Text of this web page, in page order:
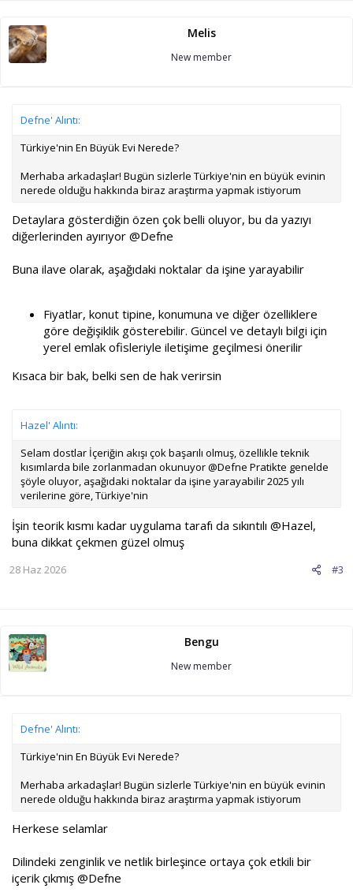
Melis
New member
Defne' Alıntı:
Türkiye'nin En Büyük Evi Nerede?
Merhaba arkadaşlar! Bugün sizlerle Türkiye'nin en büyük evinin
nerede olduğu hakkında biraz araştırma yapmak istiyorum
Detaylara gösterdiğin özen çok belli oluyor, bu da yazıyı
diğerlerinden ayırıyor @Defne
Buna ilave olarak, aşağıdaki noktalar da işine yarayabilir
Fiyatlar, konut tipine, konumuna ve diğer özelliklere
göre değişiklik gösterebilir. Güncel ve detaylı bilgi için
yerel emlak ofisleriyle iletişime geçilmesi önerilir
Kısaca bir bak, belki sen de hak verirsin
Hazel' Alıntı:
Selam dostlar İçeriğin akışı çok başarılı olmuş, özellikle teknik
kısımlarda bile zorlanmadan okunuyor @Defne Pratikte genelde
şöyle oluyor, aşağıdaki noktalar da işine yarayabilir 2025 yılı
verilerine göre, Türkiye'nin
İşin teorik kısmı kadar uygulama tarafı da sıkıntılı @Hazel,
buna dikkat çekmen güzel olmuş
#3
28 Haz 2026
Bengu
New member
Defne' Alıntı:
Türkiye'nin En Büyük Evi Nerede?
Merhaba arkadaşlar! Bugün sizlerle Türkiye'nin en büyük evinin
nerede olduğu hakkında biraz araştırma yapmak istiyorum
Herkese selamlar
Dilindeki zenginlik ve netlik birleşince ortaya çok etkili bir
içerik çıkmış @Defne